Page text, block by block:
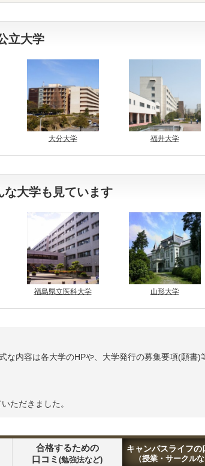
立大学
大分大学 福井大学
な大学も見ています
福島県立医科大学 山形大学
な内容は各大学のHPや、大学発行の募集要項(願書)
ただきました。
合格するための
口コミ (勉強法など)
キャンパスライフの
（授業・サークルな